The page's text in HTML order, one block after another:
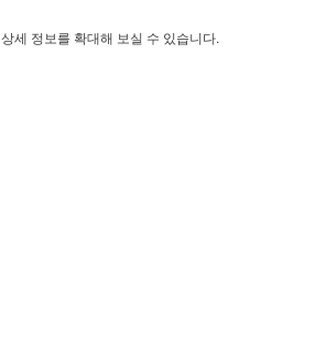
상세 정보를 확대해 보실 수 있습니다.